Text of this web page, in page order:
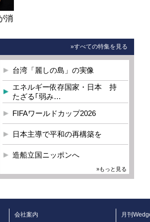
消
»すべての特集を見る
台湾「麗しの島」の実像
エネルギー依存国家・日本 持
たざる｢弱み…
FIFAワールドカップ2026
日本主導で平和の再構築を
造船立国ニッポンへ
»もっと見る
会社案内 月刊